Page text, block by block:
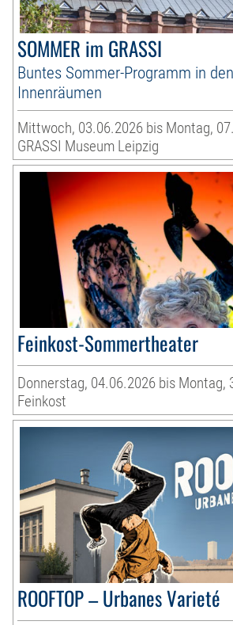
SOMMER im GRASSI
Buntes Sommer-Programm in
Innenräumen
Mittwoch, 03.06.2026 bis Montag,
GRASSI Museum Leipzig
Feinkost-Sommertheater
Donnerstag, 04.06.2026 bis Montag,
Feinkost
ROOFTOP – Urbanes Varieté